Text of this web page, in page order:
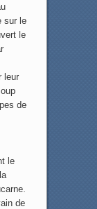
sur le
le
leur
de
le
de